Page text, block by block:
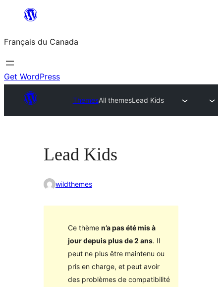
contenu
Français du Canada
Get WordPress
ThemesAll themesLead Kids
Lead Kids
wildthemes
Ce thème n’a pas été mis à
jour depuis plus de 2 ans. Il
peut ne plus être maintenu ou
pris en charge, et peut avoir
des problèmes de compatibilité